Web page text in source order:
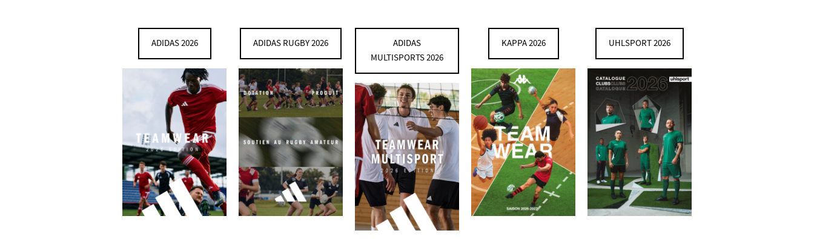
ADIDAS 2026 ADIDAS RUGBY 2026
ADIDAS
MULTISPORTS 2026
KAPPA 2026 UHLSPORT 2026